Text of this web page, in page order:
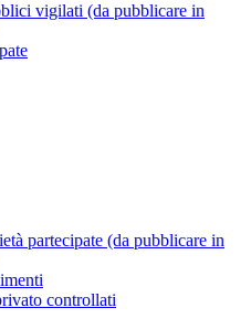
vigilati (da pubblicare in
partecipate (da pubblicare in
controllati